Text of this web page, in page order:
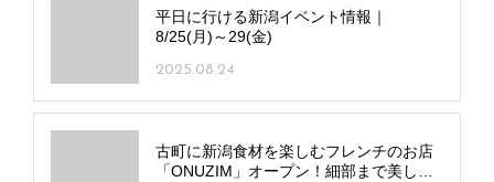
平日に行ける新潟イベント情報｜
8/25(月)～29(金)
2025.08.24
古町に新潟食材を楽しむフレンチのお店
「ONUZIM」オープン！細部まで美しい